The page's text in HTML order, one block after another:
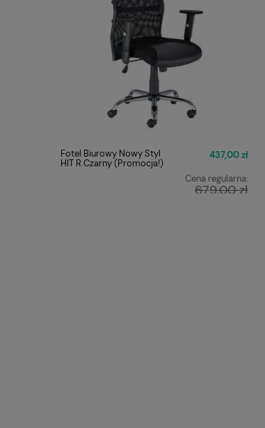
Fotel Biurowy Nowy Styl
HIT R Czarny (Promocja!)
437,00 zł
Cena regularna:
679,00 zł